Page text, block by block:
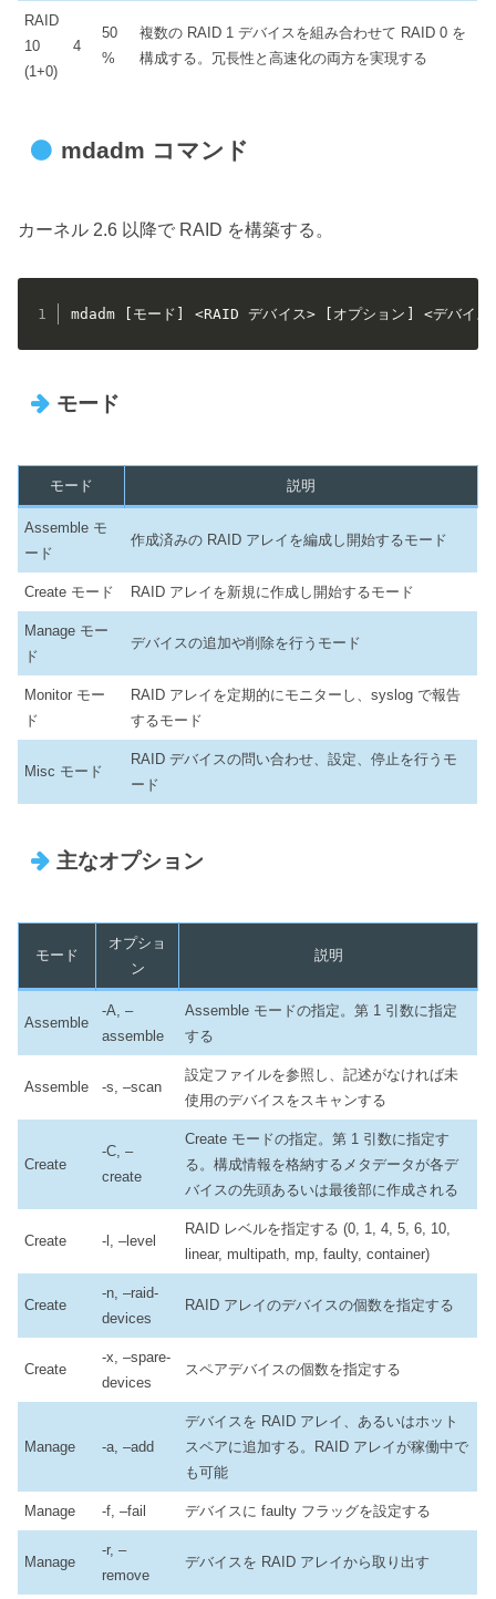
RAID
10
(1+0)
4
50
%
複数の RAID 1 デバイスを組み合わせて RAID 0 を
構成する。冗長性と高速化の両方を実現する
mdadm コマンド
カーネル 2.6 以降で RAID を構築する。
mdadm [モード] <RAID デバイス> [オプション] <デバイス
モード
モード 説明
Assemble モ
ード
作成済みの RAID アレイを編成し開始するモード
Create モード RAID アレイを新規に作成し開始するモード
Manage モー
ド
デバイスの追加や削除を行うモード
Monitor モー
ド
RAID アレイを定期的にモニターし、syslog で報告
するモード
Misc モード
RAID デバイスの問い合わせ、設定、停止を行うモ
ード
主なオプション
モード
オプショ
ン
説明
Assemble
-A, –
assemble
Assemble モードの指定。第 1 引数に指定
する
Assemble -s, –scan
設定ファイルを参照し、記述がなければ未
使用のデバイスをスキャンする
Create
-C, –
create
Create モードの指定。第 1 引数に指定す
る。構成情報を格納するメタデータが各デ
バイスの先頭あるいは最後部に作成される
Create -l, –level
RAID レベルを指定する (0, 1, 4, 5, 6, 10,
linear, multipath, mp, faulty, container)
Create
-n, –raid-
devices
RAID アレイのデバイスの個数を指定する
Create
-x, –spare-
devices
スペアデバイスの個数を指定する
Manage -a, –add
デバイスを RAID アレイ、あるいはホット
スペアに追加する。RAID アレイが稼働中で
も可能
Manage -f, –fail デバイスに faulty フラッグを設定する
Manage
-r, –
remove
デバイスを RAID アレイから取り出す